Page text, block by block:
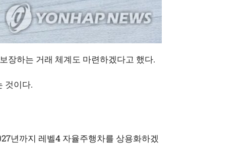
장하는 거래 체계도 마련하겠다고 했다.
것이다.
년까지 레벨4 자율주행차를 상용화하겠